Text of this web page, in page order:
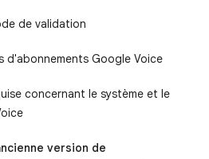
de validation
d'abonnements Google Voice
concernant le système et le
version de